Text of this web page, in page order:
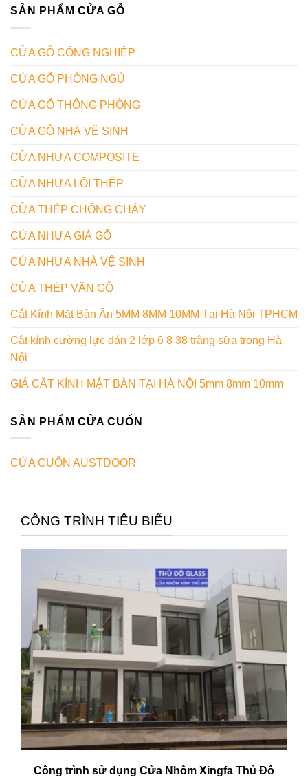
SẢN PHẨM CỬA GỖ
CỬA GỖ CÔNG NGHIỆP
CỬA GỖ PHÒNG NGỦ
CỬA GỖ THÔNG PHÒNG
CỬA GỖ NHÀ VỆ SINH
CỬA NHỰA COMPOSITE
CỬA NHỰA LÕI THÉP
CỬA THÉP CHỐNG CHÁY
CỬA NHỰA GIẢ GỖ
CỬA NHỰA NHÀ VỆ SINH
CỬA THÉP VÂN GỖ
Cắt Kính Mặt Bàn Ăn 5MM 8MM 10MM Tại Hà Nội TPHCM
Cắt kính cường lực dán 2 lớp 6 8 38 trắng sữa trong Hà
Nội
GIÁ CẮT KÍNH MẶT BÀN TẠI HÀ NỘI 5mm 8mm 10mm
SẢN PHẨM CỬA CUỐN
CỬA CUỐN AUSTDOOR
CÔNG TRÌNH TIÊU BIỂU
Công trình sử dụng Cửa Nhôm Xingfa Thủ Đô